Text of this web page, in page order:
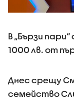
В „Бързи
1000 лв. от
Днес срещу
семейство